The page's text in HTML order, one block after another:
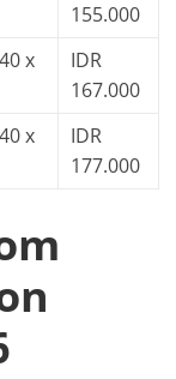
155.000
x
IDR
167.000
x
IDR
177.000